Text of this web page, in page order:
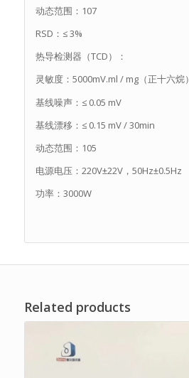
动态范围：107
RSD：≤ 3%
热导检测器（TCD）：
灵敏度：5000mV.ml / mg（正十六烷）
基线噪声：≤ 0.05 mV
基线漂移：≤ 0.15 mV / 30min
动态范围：105
电源电压：220V±22V，50Hz±0.5Hz
功率：3000W
Related products